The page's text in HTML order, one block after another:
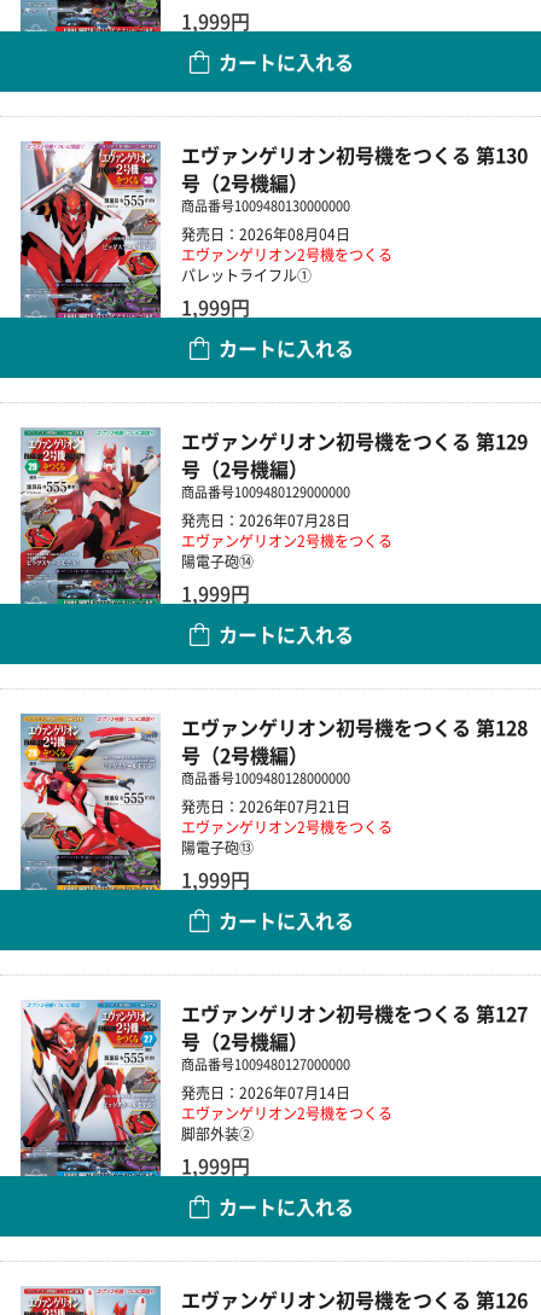
1,999円
カートに入れる
エヴァンゲリオン初号機をつくる 第130
号（2号機編）
商品番号1009480130000000
発売日：2026年08月04日
エヴァンゲリオン2号機をつくる
パレットライフル①
1,999円
カートに入れる
エヴァンゲリオン初号機をつくる 第129
号（2号機編）
商品番号1009480129000000
発売日：2026年07月28日
エヴァンゲリオン2号機をつくる
陽電子砲⑭
1,999円
カートに入れる
エヴァンゲリオン初号機をつくる 第128
号（2号機編）
商品番号1009480128000000
発売日：2026年07月21日
エヴァンゲリオン2号機をつくる
陽電子砲⑬
1,999円
カートに入れる
エヴァンゲリオン初号機をつくる 第127
号（2号機編）
商品番号1009480127000000
発売日：2026年07月14日
エヴァンゲリオン2号機をつくる
脚部外装②
1,999円
カートに入れる
エヴァンゲリオン初号機をつくる 第126